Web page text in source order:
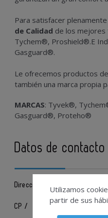
Para satisfacer
de Calidad de los mejores
Tychem®, Proshield®.E
Gasguard®.
Le ofrecemos productos
también una marca propia
MARCAS: Tyvek®,
Gasguard®, Proteho®
Datos de contacto
Dirección / Calle Campos
CP / 28021
Utilizamos
partir de sus